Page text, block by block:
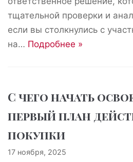
тщательной проверки и
если вы столкнулись с
на… Подробнее »
С чего начать
первый план
покупки
17 ноября, 2025